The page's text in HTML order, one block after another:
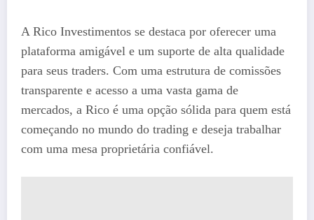
A Rico Investimentos se destaca por oferecer uma
plataforma amigável e um suporte de alta qualidade
para seus traders. Com uma estrutura de comissões
transparente e acesso a uma vasta gama de
mercados, a Rico é uma opção sólida para quem está
começando no mundo do trading e deseja trabalhar
com uma mesa proprietária confiável.